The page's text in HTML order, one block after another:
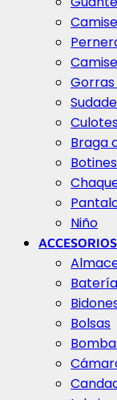
Braga
Niño
ACCESORIOS
Bolsas